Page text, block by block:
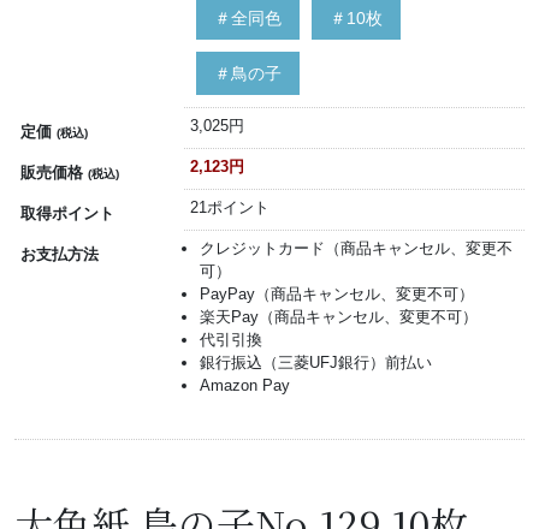
＃全同色 ＃10枚
＃鳥の子
定価 (税込) 3,025円
販売価格 (税込) 2,123円
取得ポイント 21ポイント
お支払方法
クレジットカード（商品キャンセル、変更不
可）
PayPay（商品キャンセル、変更不可）
楽天Pay（商品キャンセル、変更不可）
代引引換
銀行振込（三菱UFJ銀行）前払い
Amazon Pay